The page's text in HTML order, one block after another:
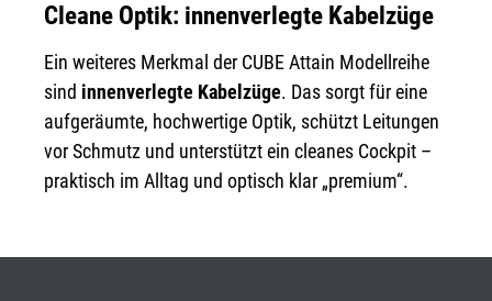
Cleane Optik: innenverlegte Kabelzüge
Ein weiteres Merkmal der CUBE Attain Modellreihe
sind innenverlegte Kabelzüge. Das sorgt für eine
aufgeräumte, hochwertige Optik, schützt Leitungen
vor Schmutz und unterstützt ein cleanes Cockpit –
praktisch im Alltag und optisch klar „premium“.